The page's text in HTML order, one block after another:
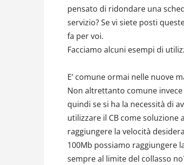
pensato di ridondare una
servizio? Se vi siete posti
fa per voi.
Facciamo alcuni esempi di
E’ comune ormai nelle nuove
Non altrettanto comune
quindi se si ha la necessità di
utilizzare il CB come
raggiungere la velocità
100Mb possiamo raggiungere
sempre al limite del collasso